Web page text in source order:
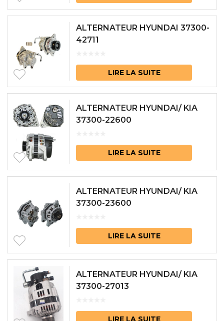
ALTERNATEUR HYUNDAI 37300-
42711
LIRE LA SUITE
ALTERNATEUR HYUNDAI/ KIA
37300-22600
LIRE LA SUITE
ALTERNATEUR HYUNDAI/ KIA
37300-23600
LIRE LA SUITE
ALTERNATEUR HYUNDAI/ KIA
37300-27013
LIRE LA SUITE